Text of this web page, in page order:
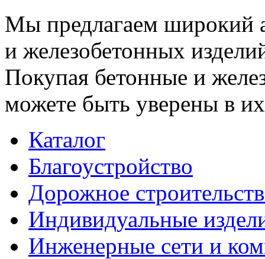
Мы предлагаем широкий
и железобетонных
Покупая бетонные и
можете быть уверены в их
Каталог
Благоустройство
Дорожное
Индивидуальные
Инженерные сети и